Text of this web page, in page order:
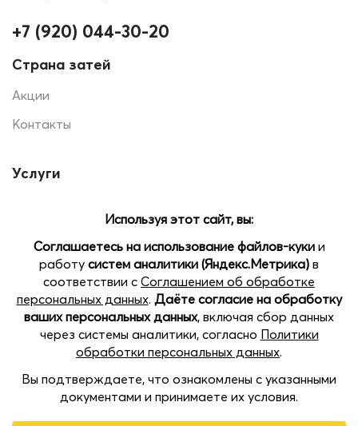
+7 (920) 044-30-20
Страна затей
Акции
Контакты
Услуги
Помощь
Доставка и оплата
Наши магазины:
пл. Советская, 5, ТРЦ Жар-Птица, цокольный этаж
Позвоните нам
chaty